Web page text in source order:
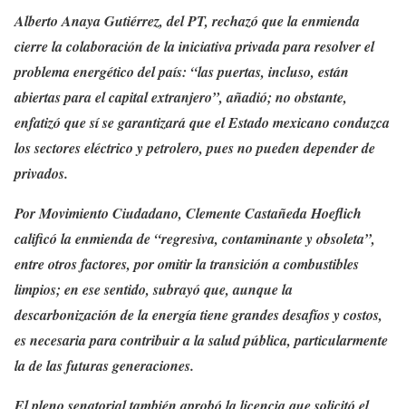
Alberto Anaya Gutiérrez, del PT, rechazó que la enmienda
cierre la colaboración de la iniciativa privada para resolver el
problema energético del país: “las puertas, incluso, están
abiertas para el capital extranjero”, añadió; no obstante,
enfatizó que sí se garantizará que el Estado mexicano conduzca
los sectores eléctrico y petrolero, pues no pueden depender de
privados.
Por Movimiento Ciudadano, Clemente Castañeda Hoeflich
calificó la enmienda de “regresiva, contaminante y obsoleta”,
entre otros factores, por omitir la transición a combustibles
limpios; en ese sentido, subrayó que, aunque la
descarbonización de la energía tiene grandes desafíos y costos,
es necesaria para contribuir a la salud pública, particularmente
la de las futuras generaciones.